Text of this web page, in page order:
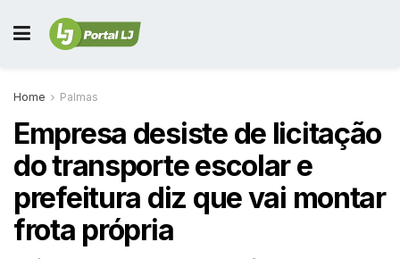
Home Palmas
Empresa desiste de licitação
do transporte escolar e
prefeitura diz que vai montar
frota própria